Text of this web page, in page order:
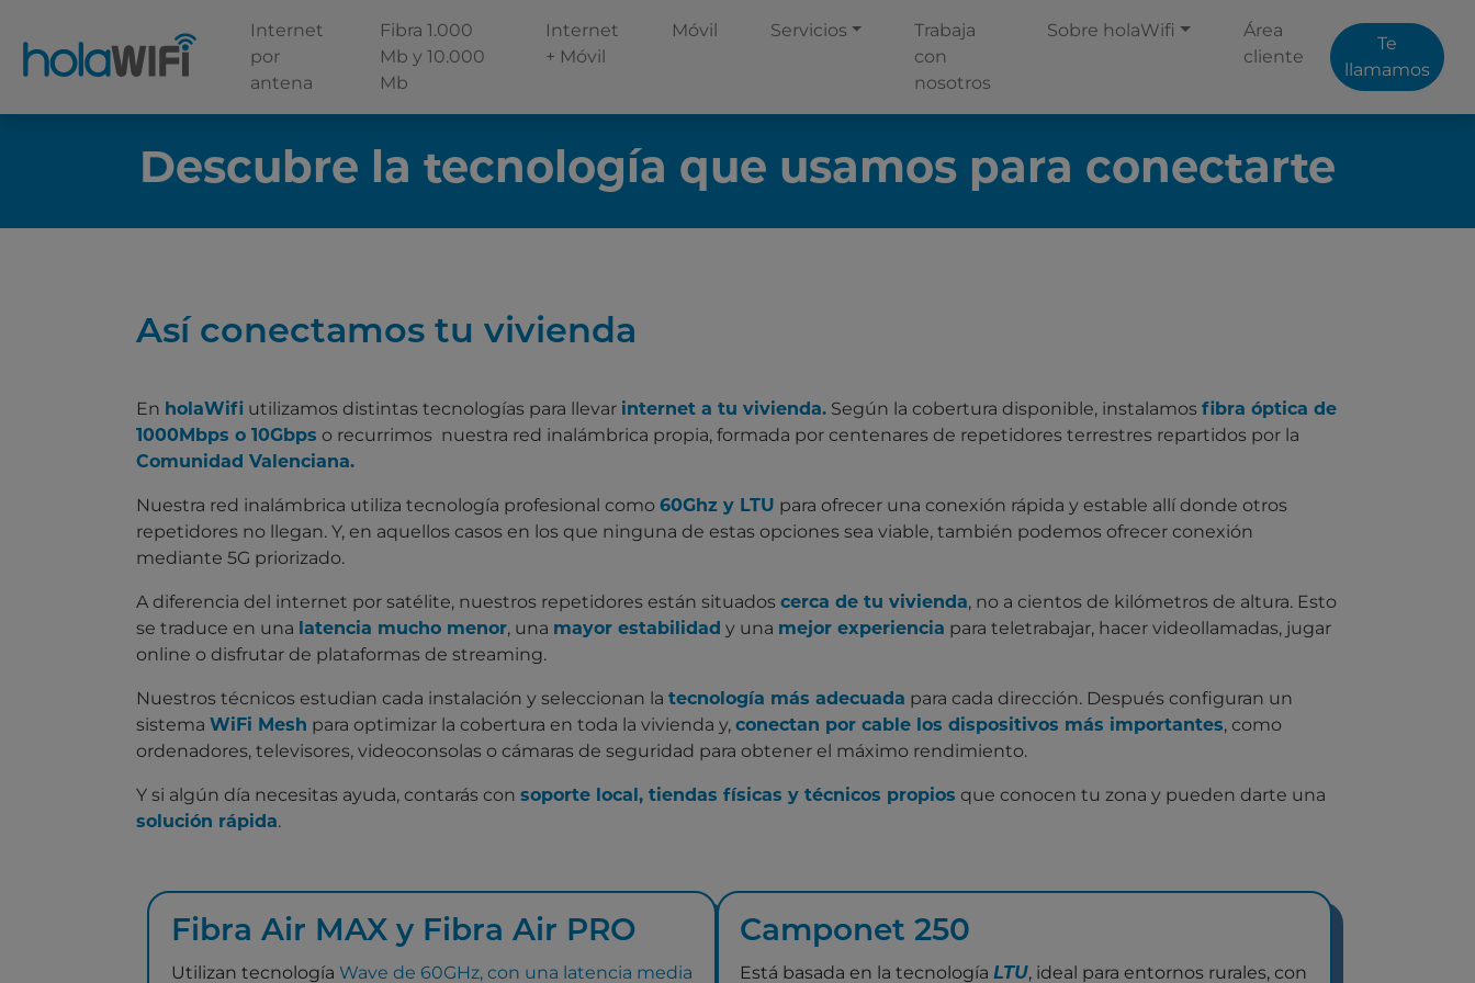
Internet
por
antena
Fibra 1.000
Mb y 10.000
Mb
Internet
+ Móvil
Móvil Servicios
Trabaja
con
nosotros
Sobre holaWifi
Área
cliente
Te
llamamos
Descubre la tecnología que usamos para conectarte
Así conectamos tu vivienda
En holaWifi utilizamos distintas tecnologías para llevar internet a tu vivienda. Según la cobertura disponible, instalamos fibra óptica de
1000Mbps o 10Gbps o recurrimos nuestra red inalámbrica propia, formada por centenares de repetidores terrestres repartidos por la
Comunidad Valenciana.
Nuestra red inalámbrica utiliza tecnología profesional como 60Ghz y LTU para ofrecer una conexión rápida y estable allí donde otros
repetidores no llegan. Y, en aquellos casos en los que ninguna de estas opciones sea viable, también podemos ofrecer conexión
mediante 5G priorizado.
A diferencia del internet por satélite, nuestros repetidores están situados cerca de tu vivienda, no a cientos de kilómetros de altura. Esto
se traduce en una latencia mucho menor, una mayor estabilidad y una mejor experiencia para teletrabajar, hacer videollamadas, jugar
online o disfrutar de plataformas de streaming.
Nuestros técnicos estudian cada instalación y seleccionan la tecnología más adecuada para cada dirección. Después configuran un
sistema WiFi Mesh para optimizar la cobertura en toda la vivienda y, conectan por cable los dispositivos más importantes, como
ordenadores, televisores, videoconsolas o cámaras de seguridad para obtener el máximo rendimiento.
Y si algún día necesitas ayuda, contarás con soporte local, tiendas físicas y técnicos propios que conocen tu zona y pueden darte una
solución rápida.
Fibra Air MAX y Fibra Air PRO
Utilizan tecnología Wave de 60GHz, con una latencia media
Camponet 250
Está basada en la tecnologíaLTU, ideal para entornos rurales, con